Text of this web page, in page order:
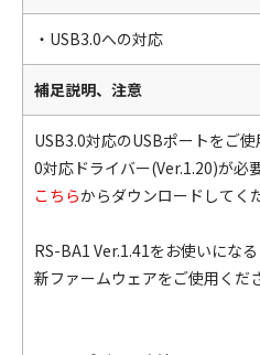
・USB3.0への対応
補足説明、注意
USB3.0対応のUSBポートをご
0対応ドライバー(Ver.1.20)が必
こちらからダウンロードしてく
RS-BA1 Ver.1.41をお使いにな
新ファームウェアをご使用くだ